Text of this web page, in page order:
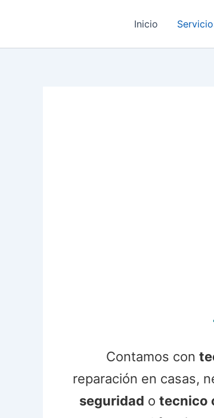
Inicio
Contamos con
reparación en casas,
seguridad o tecnico